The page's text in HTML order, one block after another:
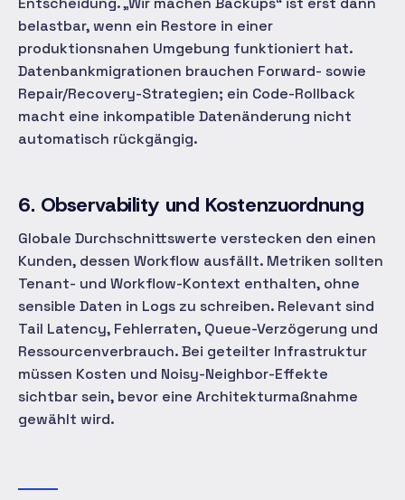
belastbar, wenn ein Restore in einer
produktionsnahen Umgebung funktioniert hat.
Datenbankmigrationen brauchen Forward- sowie
Repair/Recovery-Strategien; ein Code-Rollback
macht eine inkompatible Datenänderung nicht
automatisch rückgängig.
6. Observability und Kostenzuordnung
Globale Durchschnittswerte verstecken den einen
Kunden, dessen Workflow ausfällt. Metriken sollten
Tenant- und Workflow-Kontext enthalten, ohne
sensible Daten in Logs zu schreiben. Relevant sind
Tail Latency, Fehlerraten, Queue-Verzögerung und
Ressourcenverbrauch. Bei geteilter Infrastruktur
müssen Kosten und Noisy-Neighbor-Effekte
sichtbar sein, bevor eine Architekturmaßnahme
gewählt wird.